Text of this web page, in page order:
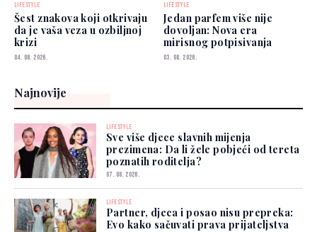
LIFESTYLE
Šest znakova koji otkrivaju
da je vaša veza u ozbiljnoj
krizi
04. 08. 2026.
LIFESTYLE
Jedan parfem više nije
dovoljan: Nova era
mirisnog potpisivanja
03. 08. 2026.
Najnovije
LIFESTYLE
Sve više djece slavnih mijenja
prezimena: Da li žele pobjeći od tereta
poznatih roditelja?
07. 08. 2026.
LIFESTYLE
Partner, djeca i posao nisu prepreka:
Evo kako sačuvati prava prijateljstva